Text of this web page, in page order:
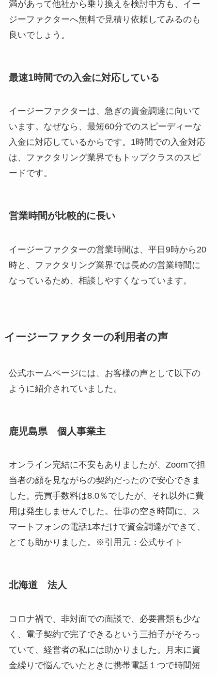
満があって他社から乗り換えを検討中方も、イー
ジーファクターへ無料で見積り依頼してみるのも
良いでしょう。
最速1時間での入金に対応している
イージーファクターは、急ぎの資金調達に向いて
います。なぜなら、最短60分でのスピーディーな
入金に対応しているからです。1時間での入金対応
は、ファクタリング業界でもトップクラスのスピ
ードです。
営業時間が比較的に長い
イージーファクターの営業時間は、平日9時から20
時と、ファクタリング業界では長めの営業時間に
なっているため、相談しやすくなっています。
イージーファクターの利用者の声
公式ホームページには、お客様の声として以下の
ように紹介されていました。
鹿児島県 個人事業主
オンライン完結に不安もありましたが、Zoomで担
当者の顔を見ながらの契約だったので安心できま
した。売買手数料は8.0％でしたが、それ以外に費
用は発生しませんでした。仕事の空き時間に、ス
マートフォンの電話1本だけで資金調達ができて、
とても助かりました。※引用元：公式サイト
北海道 法人
コロナ禍で、非対面での面談で、必要書類も少な
く、電子契約で完了できるという三拍子がそろっ
ていて、経営者の私には助かりました。月末に資
金繰りで悩んでいたときに携帯電話１つで時間短